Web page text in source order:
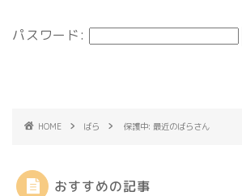
パスワード:
HOME ばら 保護中: 最近のばらさん
おすすめの記事